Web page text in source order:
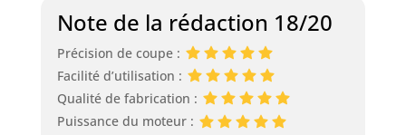
Note de la rédaction 18/20
Précision de coupe :
Facilité d’utilisation :
Qualité de fabrication :
Puissance du moteur :